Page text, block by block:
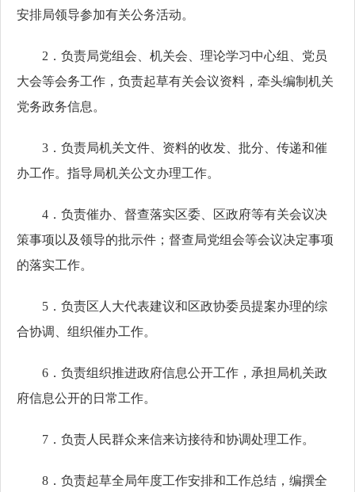
安排局领导参加有关公务活动。
2．负责局党组会、机关会、理论学习中心组、党员
大会等会务工作，负责起草有关会议资料，牵头编制机关
党务政务信息。
3．负责局机关文件、资料的收发、批分、传递和催
办工作。指导局机关公文办理工作。
4．负责催办、督查落实区委、区政府等有关会议决
策事项以及领导的批示件；督查局党组会等会议决定事项
的落实工作。
5．负责区人大代表建议和区政协委员提案办理的综
合协调、组织催办工作。
6．负责组织推进政府信息公开工作，承担局机关政
府信息公开的日常工作。
7．负责人民群众来信来访接待和协调处理工作。
8．负责起草全局年度工作安排和工作总结，编撰全